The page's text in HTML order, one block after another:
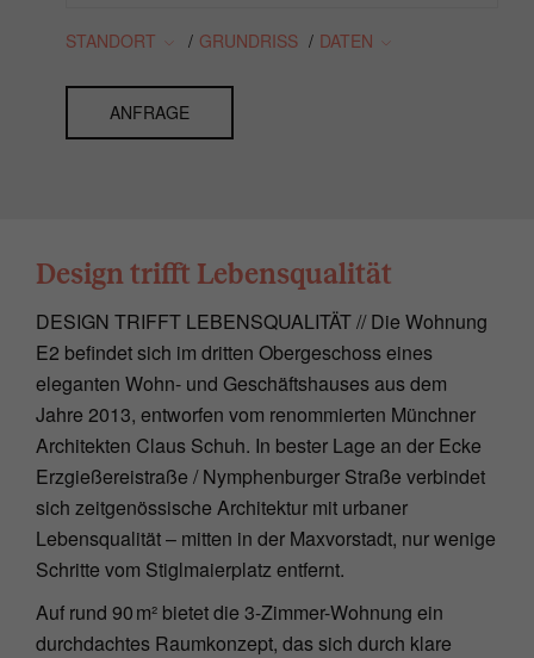
STANDORT / GRUNDRISS / DATEN
ANFRAGE
Design trifft Lebensqualität
DESIGN TRIFFT LEBENSQUALITÄT // Die Wohnung
E2 befindet sich im dritten Obergeschoss eines
eleganten Wohn- und Geschäftshauses aus dem
Jahre 2013, entworfen vom renommierten Münchner
Architekten Claus Schuh. In bester Lage an der Ecke
Erzgießereistraße / Nymphenburger Straße verbindet
sich zeitgenössische Architektur mit urbaner
Lebensqualität – mitten in der Maxvorstadt, nur wenige
Schritte vom Stiglmaierplatz entfernt.
Auf rund 90 m² bietet die 3-Zimmer-Wohnung ein
durchdachtes Raumkonzept, das sich durch klare